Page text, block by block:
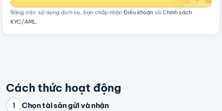
Bằng việc sử dụng dịch vụ, bạn chấp nhận Điều khoản và Chính sách
KYC/AML.
Cách thức hoạt động
1 Chọn tài sản gửi và nhận